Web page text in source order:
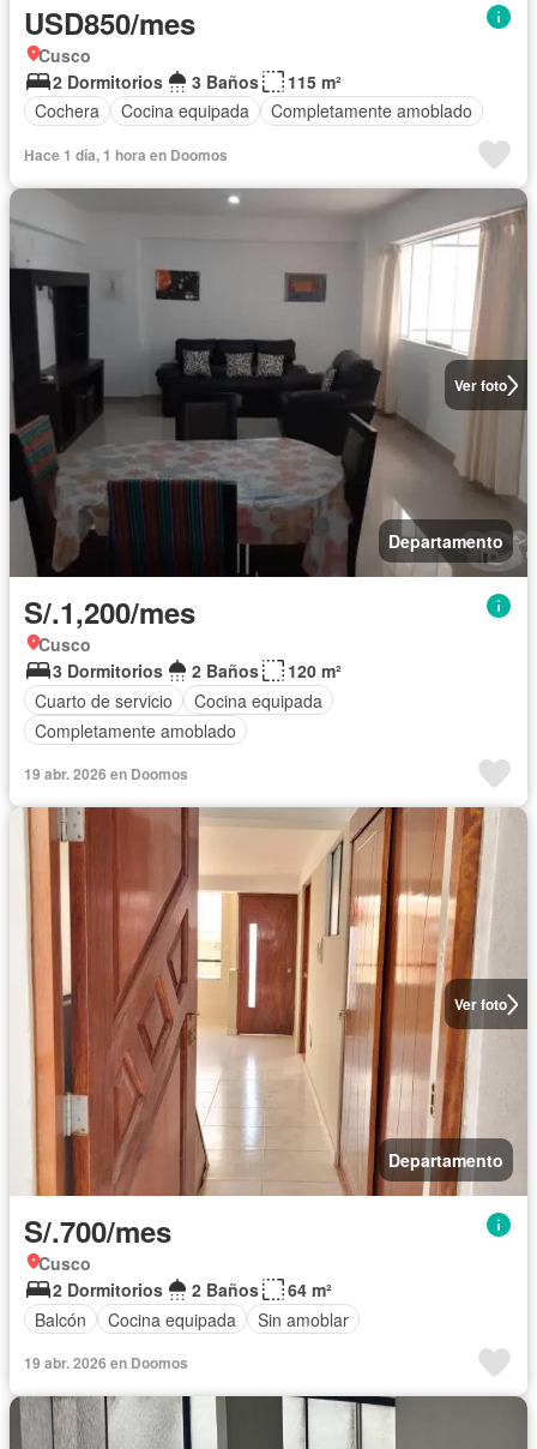
USD850/mes
Cusco
2 Dormitorios
3 Baños
115 m²
Cochera
Cocina equipada Completamente amoblado
Hace 1 día, 1 hora en Doomos
Ver foto
Departamento
S/.1,200/mes
Cusco
3 Dormitorios
2 Baños
120 m²
Cuarto de servicio
Cocina equipada
Completamente amoblado
19 abr. 2026 en Doomos
Ver foto
Departamento
S/.700/mes
Cusco
2 Dormitorios
2 Baños
64 m²
Balcón
Cocina equipada Sin amoblar
19 abr. 2026 en Doomos